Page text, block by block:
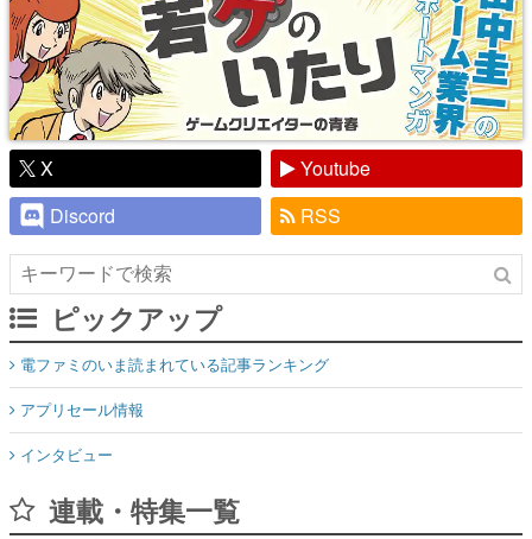
X
Youtube
Discord
RSS
ピックアップ
電ファミのいま読まれている記事ランキング
アプリセール情報
インタビュー
連載・特集一覧